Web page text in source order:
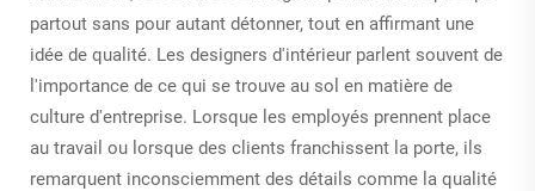
partout sans pour autant détonner, tout en affirmant une
idée de qualité. Les designers d'intérieur parlent souvent de
l'importance de ce qui se trouve au sol en matière de
culture d'entreprise. Lorsque les employés prennent place
au travail ou lorsque des clients franchissent la porte, ils
remarquent inconsciemment des détails comme la qualité